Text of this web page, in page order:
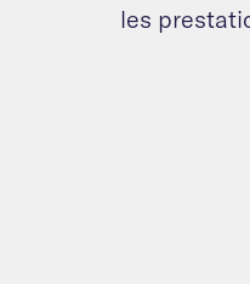
les